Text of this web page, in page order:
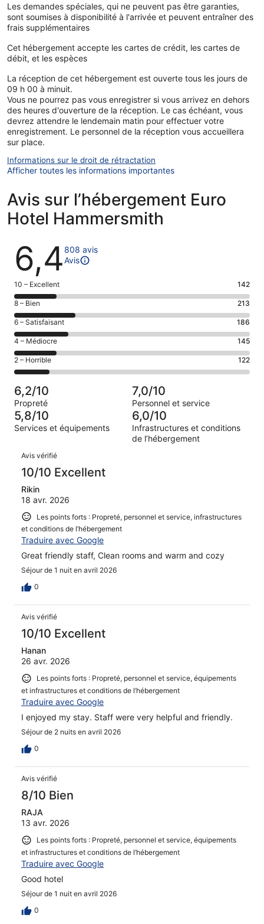
Les demandes spéciales, qui ne peuvent pas être garanties,
sont soumises à disponibilité à l'arrivée et peuvent entraîner des
frais supplémentaires
Cet hébergement accepte les cartes de crédit, les cartes de
débit, et les espèces
La réception de cet hébergement est ouverte tous les jours de
09 h 00 à minuit.
Vous ne pourrez pas vous enregistrer si vous arrivez en dehors
des heures d'ouverture de la réception. Le cas échéant, vous
devrez attendre le lendemain matin pour effectuer votre
enregistrement. Le personnel de la réception vous accueillera
sur place.
Informations sur le droit de rétractation
Afficher toutes les informations importantes
Avis sur l’hébergement Euro
Hotel Hammersmith
Avis
6,4 808 avis
Avis
Note
des
voyageurs
de 10
(Excellent),
d’après 142 avis
sur 808.
10 – Excellent 142
Note
des
voyageurs
de 8
(Bien),
d’après 213 avis
sur 808.
8 – Bien 213
Note
des
voyageurs
de 6
(Satisfaisant),
sur 808.
6 – Satisfaisant 186
Note
des
voyageurs
de 4
(Médiocre),
d’après 145 avis
sur 808.
4 – Médiocre 145
Note
des
voyageurs
de 2
(Horrible),
d’après 122 avis
sur 808.
2 – Horrible 122
6,2/10
Propreté
7,0/10
Personnel et service
5,8/10
Services et équipements
6,0/10
Infrastructures et conditions
de l’hébergement
Avis
Avis vérifié
10/10 Excellent
Rikin
18 avr. 2026
Les points forts : Propreté, personnel et service, infrastructures
et conditions de l’hébergement
Traduire avec Google
Great friendly staff, Clean rooms and warm and cozy
Séjour de 1 nuit en avril 2026
0
Avis vérifié
10/10 Excellent
Hanan
26 avr. 2026
Les points forts : Propreté, personnel et service, équipements
et infrastructures et conditions de l’hébergement
Traduire avec Google
I enjoyed my stay. Staff were very helpful and friendly.
Séjour de 2 nuits en avril 2026
0
Avis vérifié
8/10 Bien
RAJA
13 avr. 2026
Les points forts : Propreté, personnel et service, équipements
et infrastructures et conditions de l’hébergement
Traduire avec Google
Good hotel
Séjour de 1 nuit en avril 2026
0